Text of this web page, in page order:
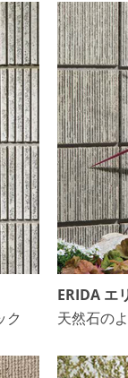
ク
ERIDA エ
天然石の